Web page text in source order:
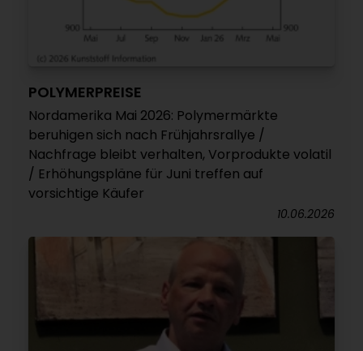
POLYMERPREISE
Nordamerika Mai 2026: Polymermärkte
beruhigen sich nach Frühjahrsrallye /
Nachfrage bleibt verhalten, Vorprodukte volatil
/ Erhöhungspläne für Juni treffen auf
vorsichtige Käufer
10.06.2026